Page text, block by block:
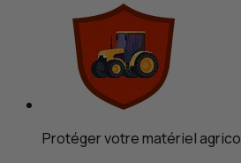
Protéger votre matériel